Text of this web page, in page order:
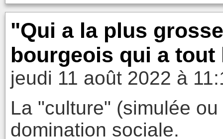
"Qui a la plus
bourgeois qui a tout
jeudi 11 août 2022 à
La "culture" (simulée
domination sociale.